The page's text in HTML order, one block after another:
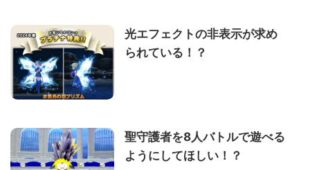
光エフェクトの非表示が求め
られている！？
聖守護者を8人バトルで遊べる
ようにしてほしい！？